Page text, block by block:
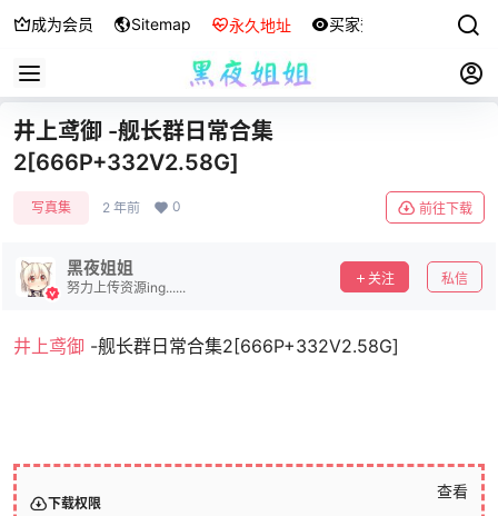
成为会员 Sitemap 永久地址 买家秀
井上鸢御 -舰长群日常合集
2[666P+332V2.58G]
写真集 2 年前 0 前往下载
黑夜姐姐
努力上传资源ing......
关注 私信
井上鸢御 -舰长群日常合集2[666P+332V2.58G]
下载权限
查看